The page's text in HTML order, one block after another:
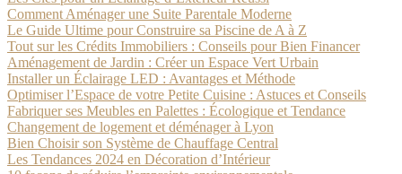
Comment Aménager une Suite Parentale Moderne
Le Guide Ultime pour Construire sa Piscine de A à Z
Tout sur les Crédits Immobiliers : Conseils pour Bien Financer
Aménagement de Jardin : Créer un Espace Vert Urbain
Installer un Éclairage LED : Avantages et Méthode
Optimiser l’Espace de votre Petite Cuisine : Astuces et Conseils
Fabriquer ses Meubles en Palettes : Écologique et Tendance
Changement de logement et déménager à Lyon
Bien Choisir son Système de Chauffage Central
Les Tendances 2024 en Décoration d’Intérieur